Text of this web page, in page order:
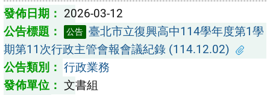
2026-03-12
公告 臺北市立復興高中114學年度第1學
期第11次行政主管會報會議紀錄 (114.12.02)
行政業務
文書組